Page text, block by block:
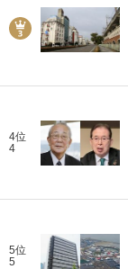
4位
4
5位
5